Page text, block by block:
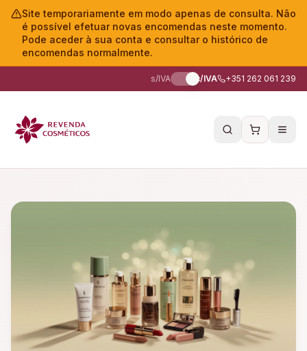
Site temporariamente em modo apenas de consulta. Não
é possível efetuar novas encomendas neste momento.
Pode aceder à sua conta e consultar o histórico de
encomendas normalmente.
s/IVA c/IVA +351 262 061 239